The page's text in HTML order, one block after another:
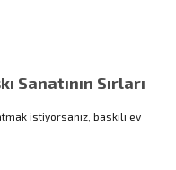
Sanatının Sırları
istiyorsanız, baskılı ev